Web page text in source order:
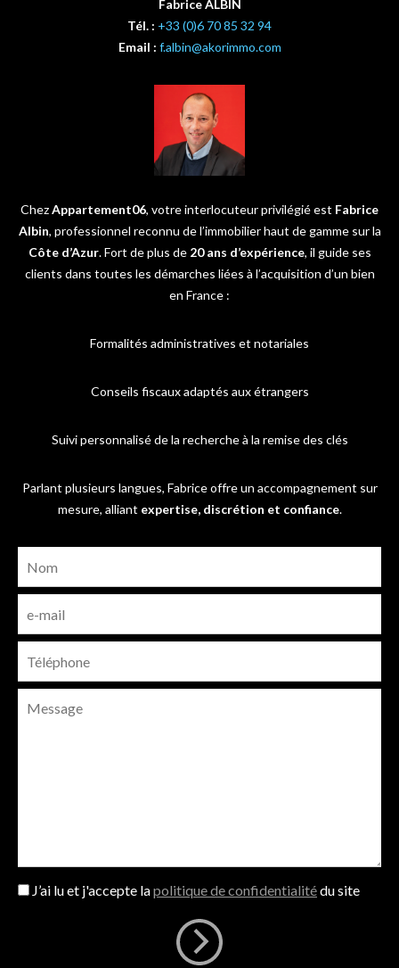
Fabrice ALBIN
Tél. : +33 (0)6 70 85 32 94
Email : f.albin@akorimmo.com
ChezAppartement06, votre interlocuteur privilégié est Fabrice
Albin, professionnel reconnu de l’immobilier haut de gamme sur la
Côte d’Azur. Fort de plus de 20 ans d’expérience, il guide ses
clients dans toutes les démarches liées à l’acquisition d’un bien
en France :
Formalités administratives et notariales
Conseils fiscaux adaptés aux étrangers
Suivi personnalisé de la recherche à la remise des clés
Parlant plusieurs langues, Fabrice offre un accompagnement sur
mesure, alliant expertise, discrétion et confiance.
J’ai lu et j'accepte lapolitique de confidentialitédu site